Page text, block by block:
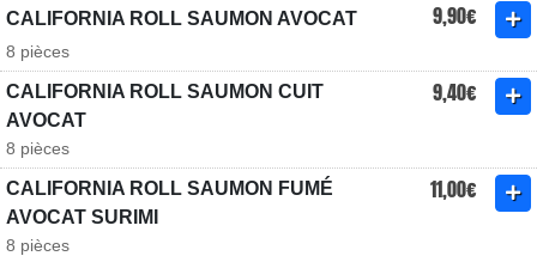
CALIFORNIA ROLL SAUMON AVOCAT 9,90€
8 pièces
CALIFORNIA ROLL SAUMON CUIT
AVOCAT
9,40€
8 pièces
CALIFORNIA ROLL SAUMON FUMÉ
AVOCAT SURIMI
11,00€
8 pièces